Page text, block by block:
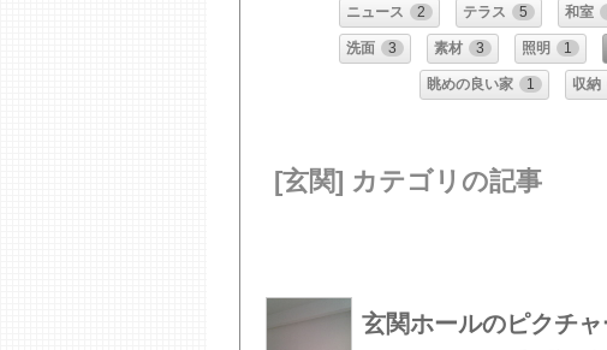
ニュース 2 テラス 5 和室
洗面 3 素材 3 照明 1
眺めの良い家 1 収納
[玄関] カテゴリの記事
玄関ホールのピクチ